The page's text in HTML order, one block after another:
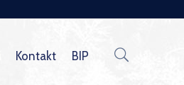
Kontakt BIP